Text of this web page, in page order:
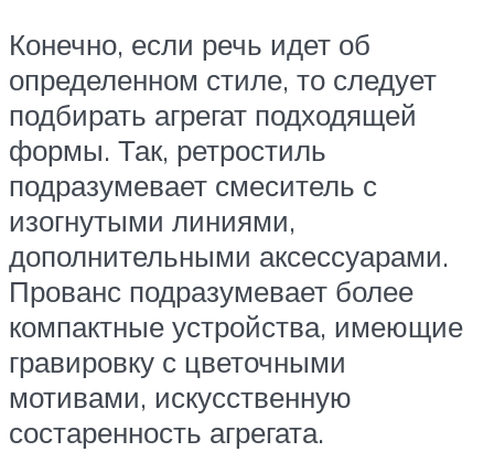
Конечно, если речь идет об
определенном стиле, то следует
подбирать агрегат подходящей
формы. Так, ретростиль
подразумевает смеситель с
изогнутыми линиями,
дополнительными аксессуарами.
Прованс подразумевает более
компактные устройства, имеющие
гравировку с цветочными
мотивами, искусственную
состаренность агрегата.